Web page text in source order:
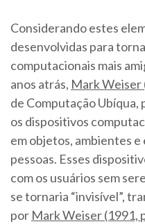
Considerando estes
desenvolvidas para
computacionais mais
anos atrás, Mark Weiser
de Computação Ubíqua,
os dispositivos
em objetos, ambientes
pessoas. Esses
com os usuários sem
se tornaria “invisível”,
por Mark Weiser (1991,